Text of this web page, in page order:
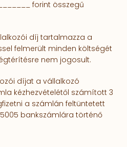
forint összegű
díj tartalmazza a
felmerült minden költségét
nem jogosult.
díjat a vállalkozó
kézhezvételétől számított 3
a számlán feltüntetett
bankszámlára történő